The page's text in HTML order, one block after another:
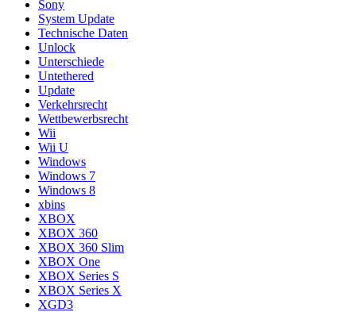
Sony
System Update
Technische Daten
Unlock
Unterschiede
Untethered
Update
Verkehrsrecht
Wettbewerbsrecht
Wii
Wii U
Windows
Windows 7
Windows 8
xbins
XBOX
XBOX 360
XBOX 360 Slim
XBOX One
XBOX Series S
XBOX Series X
XGD3